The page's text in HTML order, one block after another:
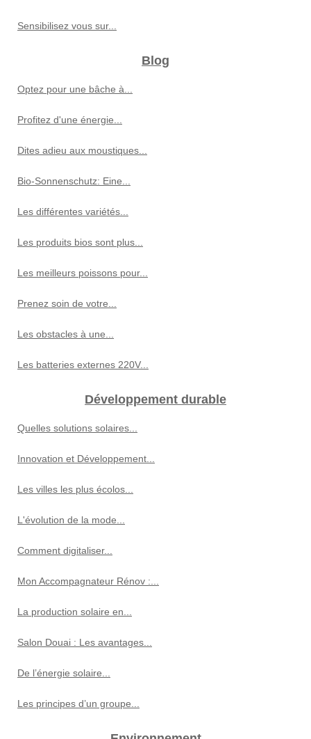
Sensibilisez vous sur...
Blog
Optez pour une bâche à...
Profitez d'une énergie...
Dites adieu aux moustiques...
Bio-Sonnenschutz: Eine...
Les différentes variétés...
Les produits bios sont plus...
Les meilleurs poissons pour...
Prenez soin de votre...
Les obstacles à une...
Les batteries externes 220V...
Développement durable
Quelles solutions solaires...
Innovation et Développement...
Les villes les plus écolos...
L'évolution de la mode...
Comment digitaliser...
Mon Accompagnateur Rénov :...
La production solaire en...
Salon Douai : Les avantages...
De l’énergie solaire...
Les principes d’un groupe...